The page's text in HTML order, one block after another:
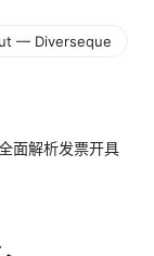
— Diverseque
面解析发票开具